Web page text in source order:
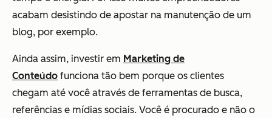
acabam desistindo de apostar na manutenção de um
blog, por exemplo.
Ainda assim, investir em Marketing de
Conteúdo funciona tão bem porque os clientes
chegam até você através de ferramentas de busca,
referências e mídias sociais. Você é procurado e não o